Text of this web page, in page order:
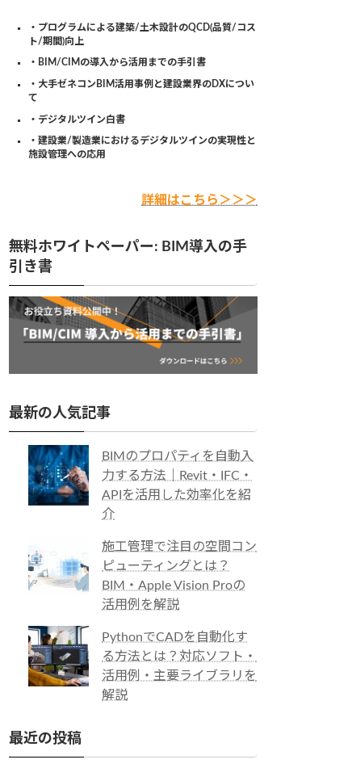
・プログラムによる建築/土木設計のQCD(品質/コス
ト/期間)向上
・BIM/CIMの導入から活用までの手引書
・大手ゼネコンBIM活用事例と建設業界のDXについ
て
・デジタルツイン白書
・建設業/製造業におけるデジタルツインの実現性と
施設管理への応用
詳細はこちら＞＞＞
無料ホワイトペーパー: BIM導入の手
引き書
最新の人気記事
BIMのプロパティを自動入
力する方法｜Revit・IFC・
APIを活用した効率化を紹
介
施工管理で注目の空間コン
ピューティングとは？
BIM・Apple Vision Proの
活用例を解説
PythonでCADを自動化す
る方法とは？対応ソフト・
活用例・主要ライブラリを
解説
最近の投稿